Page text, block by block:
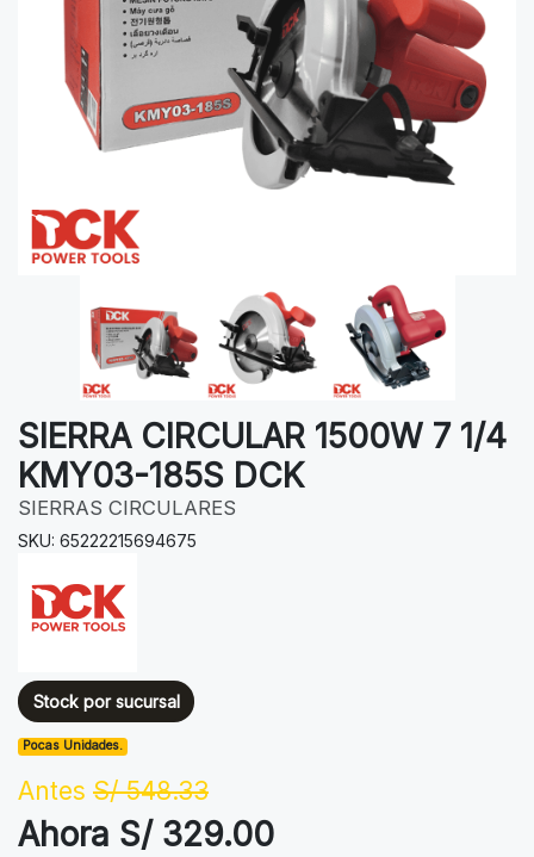
SIERRA CIRCULAR 1500W 7 1/4
KMY03-185S DCK
SIERRAS CIRCULARES
SKU: 65222215694675
Stock por sucursal
Pocas Unidades.
Antes S/ 548.33
Ahora S/ 329.00